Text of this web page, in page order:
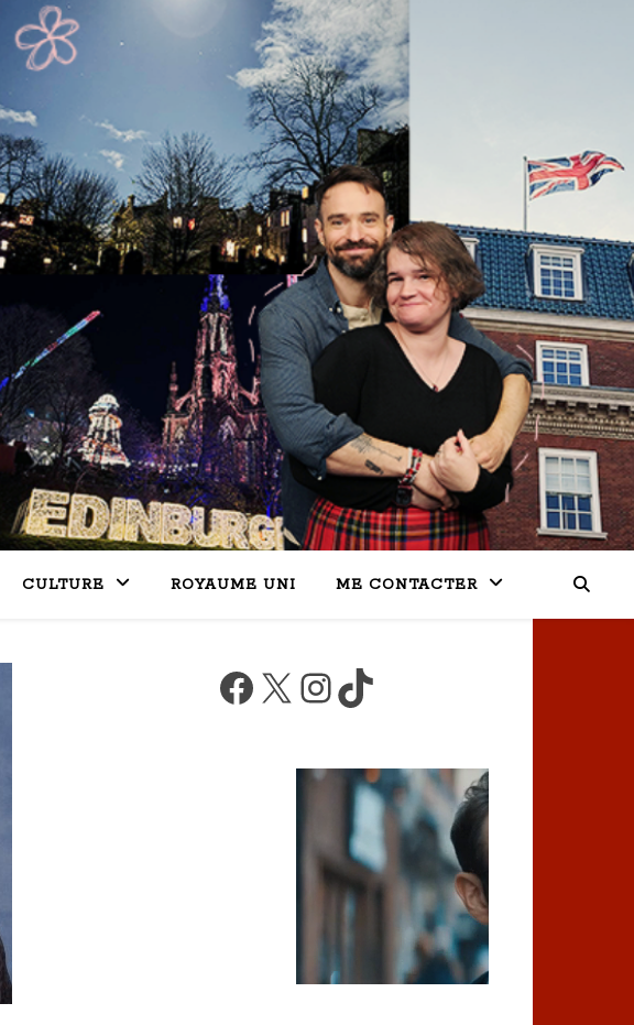
CULTURE ROYAUME UNI ME CONTACTER
Facebook
X Instagram
TikTok